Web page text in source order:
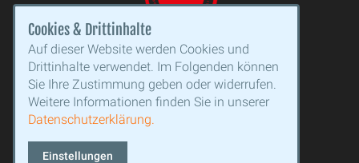
Cookies & Drittinhalte
Auf dieser Website werden Cookies und
Drittinhalte verwendet. Im Folgenden können
Sie Ihre Zustimmung geben oder widerrufen.
Weitere Informationen finden Sie in unserer
Datenschutzerklärung.
Einstellungen